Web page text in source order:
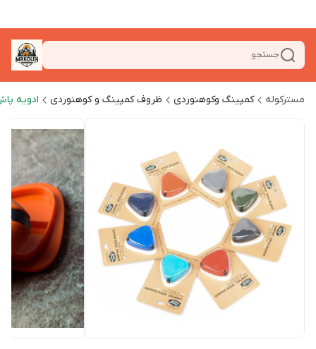
جستجو
مسترکوله کمپینگ وکوهنوردی ظروف کمپینگ و کوهنوردی ادویه